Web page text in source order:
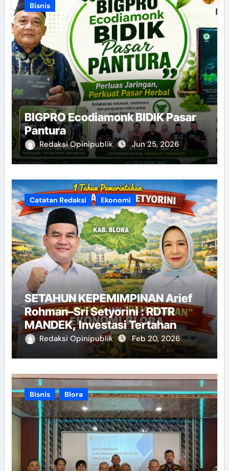
Bisnis
BIGPRO Ecodiamonk BIDIK Pasar
Pantura
Redaksi Opinipublik Jun 25, 2026
Catatan Redaksi Ekonomi
SETAHUN KEPEMIMPINAN Arief
Rohman–Sri Setyorini : RDTR
MANDEK, Investasi Tertahan
Redaksi Opinipublik Feb 20, 2026
Bisnis Blora